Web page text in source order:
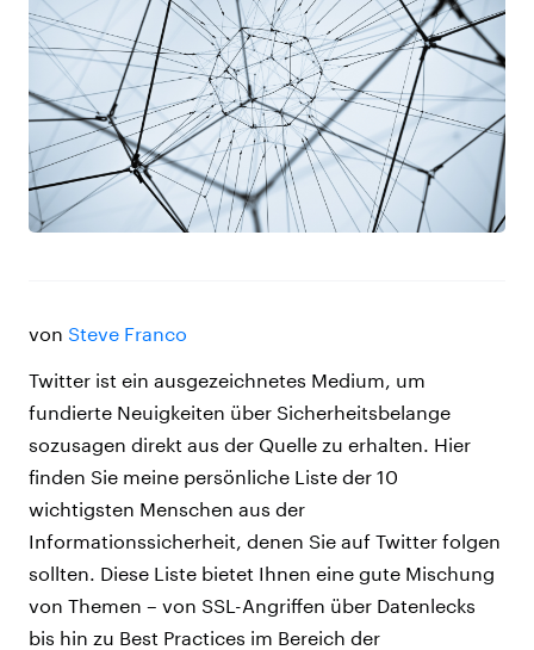
von Steve Franco
Twitter ist ein ausgezeichnetes Medium, um
fundierte Neuigkeiten über Sicherheitsbelange
sozusagen direkt aus der Quelle zu erhalten. Hier
finden Sie meine persönliche Liste der 10
wichtigsten Menschen aus der
Informationssicherheit, denen Sie auf Twitter folgen
sollten. Diese Liste bietet Ihnen eine gute Mischung
von Themen – von SSL-Angriffen über Datenlecks
bis hin zu Best Practices im Bereich der